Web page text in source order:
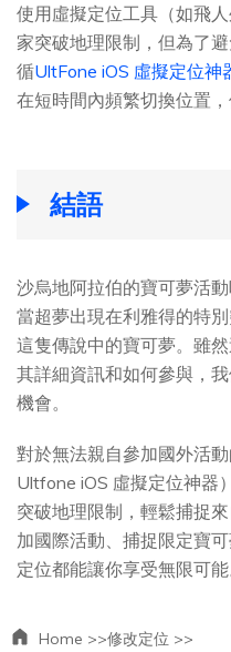
使用虛擬定位工具（如飛
家突破地理限制，但為了
循UltFone iOS 虛擬定位神
在短時間內頻繁切換位置
結語
沙烏地阿拉伯的寶可夢活
當超夢出現在利雅得的特
這隻傳說中的寶可夢。雖
其詳細資訊和如何參與，
機會。
對於無法親自參加國外活
Ultfone iOS 虛擬定位神器
突破地理限制，輕鬆捕捉
加國際活動、捕捉限定寶
定位都能讓你享受無限可能
Home >>修改定位 >>